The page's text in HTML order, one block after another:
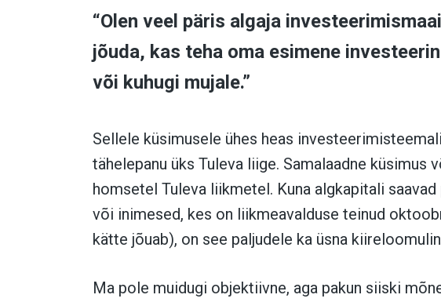
“Olen veel päris algaja
jõuda, kas teha oma esimene
või kuhugi mujale.”
Sellele küsimusele ühes heas
tähelepanu üks Tuleva liige. Samalaadne
homsetel Tuleva liikmetel. Kuna algkapitali
või inimesed, kes on liikmeavalduse teinud
kätte jõuab), on see paljudele ka üsna
Ma pole muidugi objektiivne, aga pakun siiski